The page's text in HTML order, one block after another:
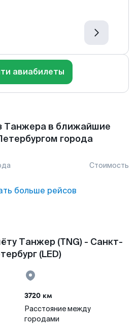
авиабилеты
Танжера в ближайшие
города
Стоимость
больше рейсов
Танжер (TNG) - Санкт-
(LED)
3720 км
Расстояние между
городами